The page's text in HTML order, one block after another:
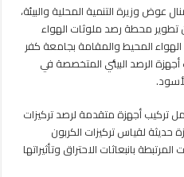
الرصد
البيئي
بالمحافظات
وتطبيق
أحدث
مغلقة
عوض وزيرة التنمية المحلية والبيئة،
تطوير محطة رصد ملوثات الهواء
المحيط والمقامة بجامعة كفر
الرصد البيئي المتخصصة في
أجهزة متقدمة لرصد تركيزات
حديثة لقياس تركيزات الكربون
بانبعاثات الاحتراق وتأثيراتها